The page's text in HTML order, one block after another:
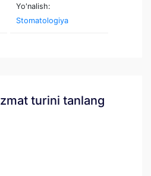
Yo'nalish:
Stomatologiya
turini tanlang